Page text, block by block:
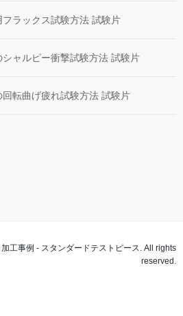
ラックス試験方法 試験片
ャルピー衝撃試験方法 試験片
転曲げ疲れ試験方法 試験片
工事例 - スタンダードテストピース. All rights
reserved.